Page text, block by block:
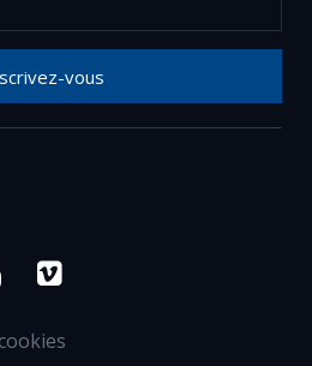
vous